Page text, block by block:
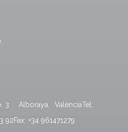
3 Alboraya ValenciaTel:
92Fax: +34 961471279